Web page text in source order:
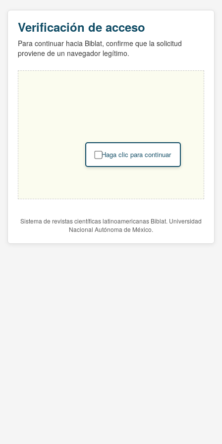
Verificación de acceso
Para continuar hacia Biblat, confirme que la solicitud
proviene de un navegador legítimo.
Haga clic para continuar
Sistema de revistas científicas latinoamericanas Biblat. Universidad
Nacional Autónoma de México.